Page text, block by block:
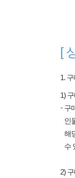
[
1.
1)
구
인
해
수
2)